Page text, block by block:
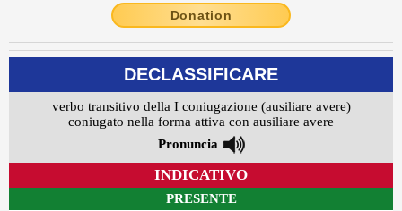
Donation
DECLASSIFICARE
verbo transitivo della I coniugazione (ausiliare avere)
coniugato nella forma attiva con ausiliare avere
Pronuncia
INDICATIVO
PRESENTE